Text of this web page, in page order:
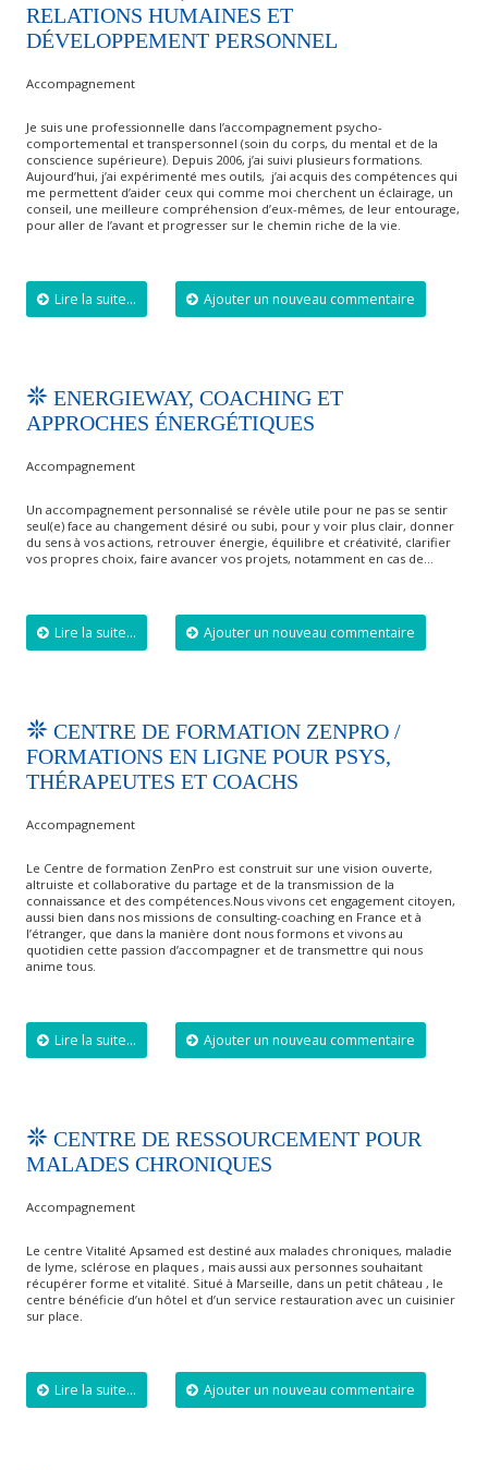
RELATIONS HUMAINES ET
DÉVELOPPEMENT PERSONNEL
Accompagnement
Je suis une professionnelle dans l’accompagnement psycho-
comportemental et transpersonnel (soin du corps, du mental et de la
conscience supérieure). Depuis 2006, j’ai suivi plusieurs formations.
Aujourd’hui, j’ai expérimenté mes outils, j’ai acquis des compétences qui
me permettent d’aider ceux qui comme moi cherchent un éclairage, un
conseil, une meilleure compréhension d’eux-mêmes, de leur entourage,
pour aller de l’avant et progresser sur le chemin riche de la vie.
Lire la suite... Ajouter un nouveau commentaire
ENERGIEWAY, COACHING ET
APPROCHES ÉNERGÉTIQUES
Accompagnement
Un accompagnement personnalisé se révèle utile pour ne pas se sentir
seul(e) face au changement désiré ou subi, pour y voir plus clair, donner
du sens à vos actions, retrouver énergie, équilibre et créativité, clarifier
vos propres choix, faire avancer vos projets, notamment en cas de…
Lire la suite... Ajouter un nouveau commentaire
CENTRE DE FORMATION ZENPRO /
FORMATIONS EN LIGNE POUR PSYS,
THÉRAPEUTES ET COACHS
Accompagnement
Le Centre de formation ZenPro est construit sur une vision ouverte,
altruiste et collaborative du partage et de la transmission de la
connaissance et des compétences.Nous vivons cet engagement citoyen,
aussi bien dans nos missions de consulting-coaching en France et à
l’étranger, que dans la manière dont nous formons et vivons au
quotidien cette passion d’accompagner et de transmettre qui nous
anime tous.
Lire la suite... Ajouter un nouveau commentaire
CENTRE DE RESSOURCEMENT POUR
MALADES CHRONIQUES
Accompagnement
Le centre Vitalité Apsamed est destiné aux malades chroniques, maladie
de lyme, sclérose en plaques , mais aussi aux personnes souhaitant
récupérer forme et vitalité. Situé à Marseille, dans un petit château , le
centre bénéficie d’un hôtel et d’un service restauration avec un cuisinier
sur place.
Lire la suite... Ajouter un nouveau commentaire